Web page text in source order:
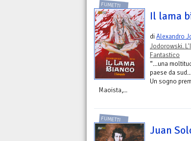
FUMETTI
Il lama
diAlexandro
Jodorowski.
Fantastico
“…una
paese da
Un sogno
Maoista,...
FUMETTI
Juan